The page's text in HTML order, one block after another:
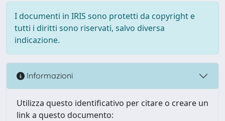
I documenti in IRIS sono protetti da copyright e
tutti i diritti sono riservati, salvo diversa
indicazione.
Informazioni
Utilizza questo identificativo per citare o creare un
link a questo documento: